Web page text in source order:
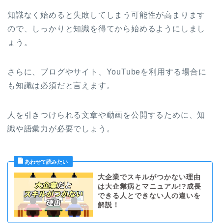
知識なく始めると失敗してしまう可能性が高まります
ので、しっかりと知識を得てから始めるようにしまし
ょう。
さらに、ブログやサイト、YouTubeを利用する場合に
も知識は必須だと言えます。
人を引きつけられる文章や動画を公開するために、知
識や語彙力が必要でしょう。
大企業でスキルがつかない理由
は大企業病とマニュアル!?成長
できる人とできない人の違いを
解説！